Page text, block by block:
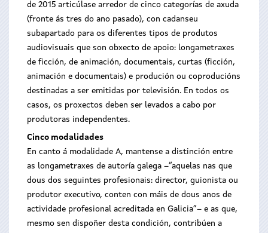
de 2015 articúlase arredor de cinco categorías de axuda
(fronte ás tres do ano pasado), con cadanseu
subapartado para os diferentes tipos de produtos
audiovisuais que son obxecto de apoio: longametraxes
de ficción, de animación, documentais, curtas (ficción,
animación e documentais) e produción ou coproducións
destinadas a ser emitidas por televisión. En todos os
casos, os proxectos deben ser levados a cabo por
produtoras independentes.
Cinco modalidades
En canto á modalidade A, mantense a distinción entre
as longametraxes de autoría galega –“aquelas nas que
dous dos seguintes profesionais: director, guionista ou
produtor executivo, conten con máis de dous anos de
actividade profesional acreditada en Galicia”– e as que,
mesmo sen dispoñer desta condición, contribúen a